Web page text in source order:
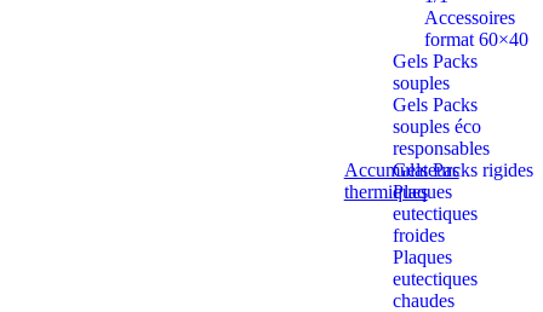
Accessoires
format 60×40
Accumulateurs
thermiques
Gels Packs
souples
Gels Packs
souples éco
responsables
Gels Packs rigides
Plaques
eutectiques
froides
Plaques
eutectiques
chaudes